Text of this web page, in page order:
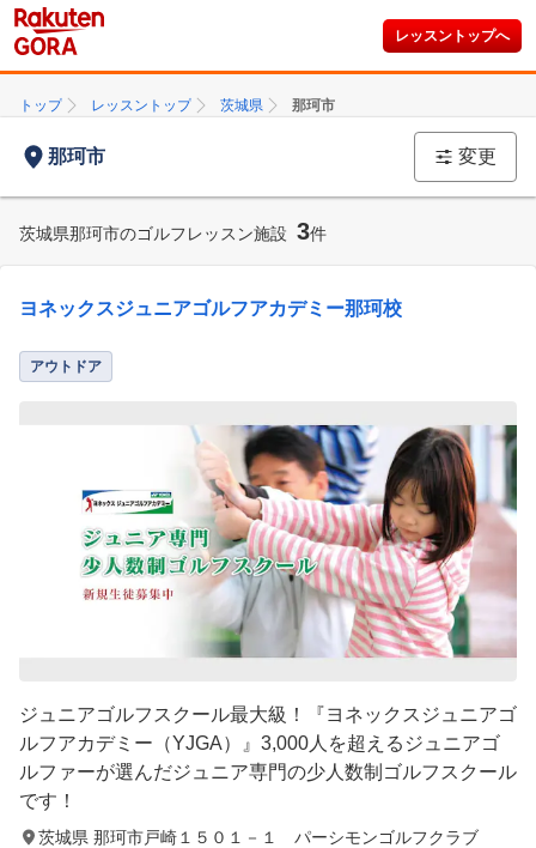
レッスントップへ
トップ レッスントップ 茨城県 那珂市
那珂市 変更
茨城県那珂市のゴルフレッスン施設 3件
ヨネックスジュニアゴルフアカデミー那珂校
アウトドア
ジュニアゴルフスクール最大級！『ヨネックスジュニアゴ
ルフアカデミー（YJGA）』3,000人を超えるジュニアゴ
ルファーが選んだジュニア専門の少人数制ゴルフスクール
です！
茨城県 那珂市戸崎１５０１－１ パーシモンゴルフクラブ